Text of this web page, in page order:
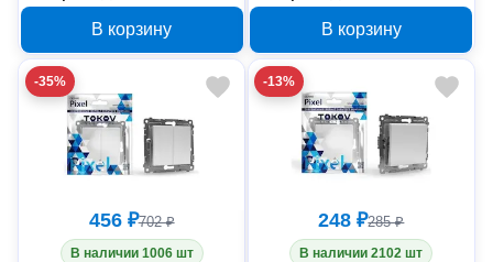
клавишный, бежевый,
TKE-PX-P2-C02
В корзину
клавишный, бежевый,
TKE-PX-P1-C02
В корзину
-35%
456 ₽702 ₽
В наличии 1006 шт
-13%
248 ₽285 ₽
В наличии 2102 шт